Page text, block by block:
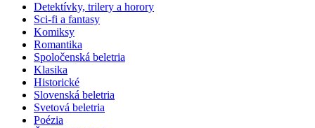
Detektívky, trilery a horory
Sci-fi a fantasy
Komiksy
Romantika
Spoločenská beletria
Klasika
Historické
Slovenská beletria
Svetová beletria
Poézia